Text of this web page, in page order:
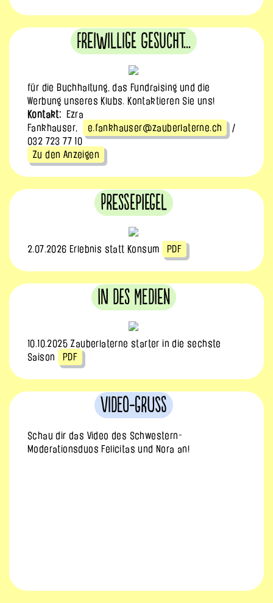
Freiwillige gesucht...
für die Buchhaltung, das Fundraising und die
Werbung unseres Klubs. Kontaktieren Sie uns!
Kontakt:
Ezra
Fankhauser,
e.fankhauser@zauberlaterne.ch
/
032 723 77 10
Zu den Anzeigen
Pressepiegel
2.07.2026 Erlebnis statt Konsum PDF
In des Medien
10.10.2025 Zauberlaterne starter in die sechste
Saison
PDF
Video-Gruss
Schau dir das Video des Schwestern-
Moderationsduos Felicitas und Nora an!